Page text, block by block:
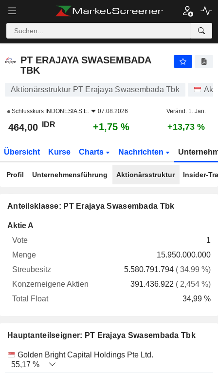
PT ERAJAYA SWASEMBADA
TBK
Aktionärsstruktur PT Erajaya Swasembada Tbk
Schlusskurs INDONESIA S.E. 07.08.2026 Veränd. 1. Jan.
464,00 IDR +1,75 % +13,73 %
Übersicht Kurse Charts Nachrichten
Profil Unternehmensführung Aktionärsstruktur Insider-
Anteilsklasse: PT Erajaya Swasembada Tbk
Aktie A
1
15.950.000.000
5.580.791.794 ( 34,99 %)
391.436.922 ( 2,454 %)
34,99 %
Hauptanteilseigner: PT Erajaya Swasembada Tbk
Name Aktien % Bewertung
Golden Bright Capital Holdings Pte Ltd.
55,17 %